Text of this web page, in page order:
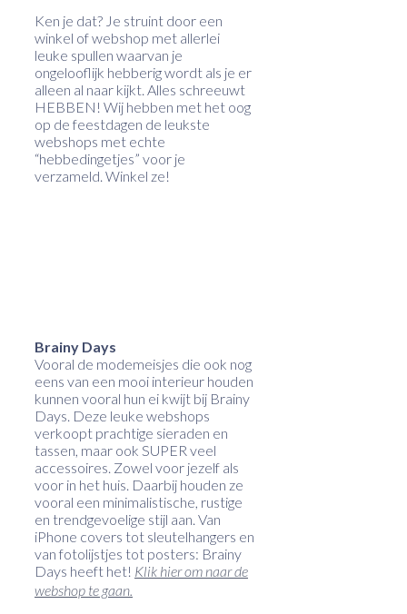
Ken je dat? Je struint door een
winkel of webshop met allerlei
leuke spullen waarvan je
ongelooflijk hebberig wordt als je er
alleen al naar kijkt. Alles schreeuwt
HEBBEN! Wij hebben met het oog
op de feestdagen de leukste
webshops met echte
“hebbedingetjes” voor je
verzameld. Winkel ze!
Brainy Days
Vooral de modemeisjes die ook nog
eens van een mooi interieur houden
kunnen vooral hun ei kwijt bij Brainy
Days. Deze leuke webshops
verkoopt prachtige sieraden en
tassen, maar ook SUPER veel
accessoires. Zowel voor jezelf als
voor in het huis. Daarbij houden ze
vooral een minimalistische, rustige
en trendgevoelige stijl aan. Van
iPhone covers tot sleutelhangers en
van fotolijstjes tot posters: Brainy
Days heeft het! Klik hier om naar de
webshop te gaan.